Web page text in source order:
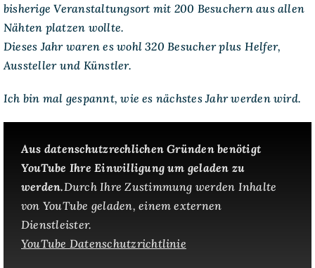
bisherige Veranstaltungsort mit 200 Besuchern aus allen
Nähten platzen wollte.
Dieses Jahr waren es wohl 320 Besucher plus Helfer,
Aussteller und Künstler.
Ich bin mal gespannt, wie es nächstes Jahr werden wird.
Aus datenschutzrechlichen Gründen benötigt
YouTube Ihre Einwilligung um geladen zu
werden.Durch Ihre Zustimmung werden Inhalte
von YouTube geladen, einem externen
Dienstleister.
YouTube Datenschutzrichtlinie